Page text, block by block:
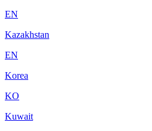
EN
Kazakhstan
EN
Korea
KO
Kuwait